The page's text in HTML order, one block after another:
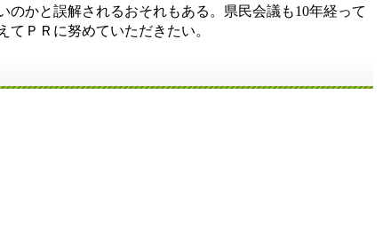
かと誤解されるおそれもある。県民会議も10年経って
ＰＲに努めていただきたい。